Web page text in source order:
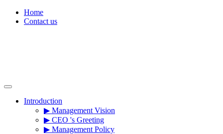
Skip
Home
Contact us
Introduction
▶ Management Vision
▶ CEO 's Greeting
▶ Management Policy